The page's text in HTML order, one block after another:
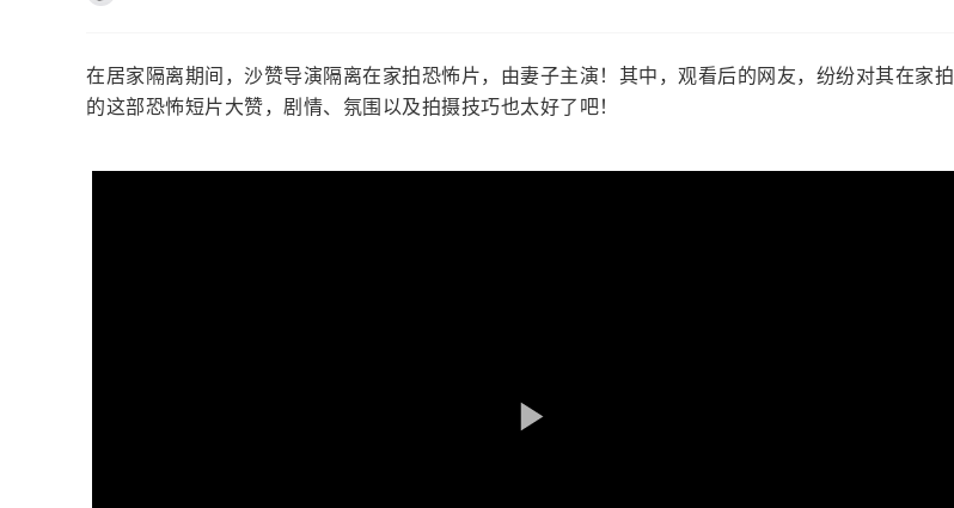
在居家隔离期间，沙赞导演隔离在家拍恐怖片，由妻子主演！其中，观看后的网友，纷纷对其在家拍
的这部恐怖短片大赞，剧情、氛围以及拍摄技巧也太好了吧！